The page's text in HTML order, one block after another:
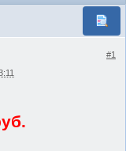
#1